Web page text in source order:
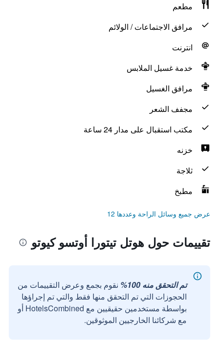
مطعم
مرافق الاجتماعات / الولائم
انترنت
خدمة غسيل الملابس
مرافق الغسيل
مجفف الشعر
مكتب استقبال على مدار 24 ساعة
خزنه
ثلاجة
مطبخ
عرض جميع وسائل الراحة وعددها 12
تقييمات حول هوتل تيتورا أوتسو كيوتو
تم التحقق منه 100%
نقوم بجمع وعرض التقييمات من
الحجوزات التي تم التحقق منها فقط والتي تم إجراؤها
بواسطة مستخدمين حقيقيين مع HotelsCombined أو
مع شركائنا الخارجيين الموثوقين.